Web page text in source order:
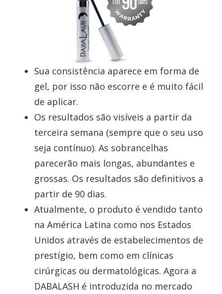
Sua consistência aparece em forma de
gel, por isso não escorre e é muito fácil
de aplicar.
Os resultados são visíveis a partir da
terceira semana (sempre que o seu uso
seja contínuo). As sobrancelhas
parecerão mais longas, abundantes e
grossas. Os resultados são definitivos a
partir de 90 dias.
Atualmente, o produto é vendido tanto
na América Latina como nos Estados
Unidos através de estabelecimentos de
prestígio, bem como em clínicas
cirúrgicas ou dermatológicas. Agora a
DABALASH é introduzida no mercado